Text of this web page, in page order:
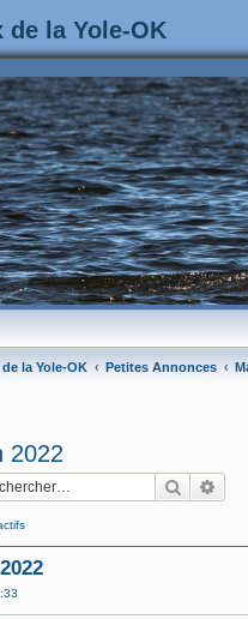
de la Yole-OK
la Yole-OK Petites Annonces
2022